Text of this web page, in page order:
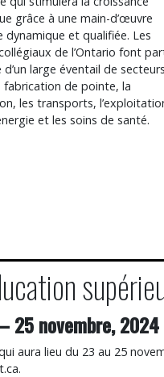
grâce à une main-d’œuvre
dynamique et qualifiée. Les
de l’Ontario font
large éventail de
fabrication de pointe, la
les transports,
et les soins de santé.
de 2024
–25 novembre, 2024
aura lieu du 23 au 25